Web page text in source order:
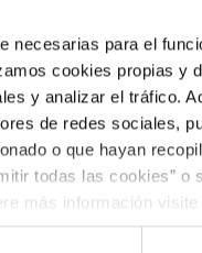
necesarias para el
cookies propias y
y analizar el tráfico.
de redes sociales,
o que hayan
todas las cookies”
más información
cualquier momento.”.
Musicae
violín en Re
núm. 2 en Re